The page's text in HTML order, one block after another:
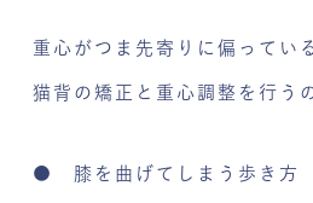
重心がつま先寄りに偏ってい
猫背の矯正と重心調整を行う
● 膝を曲げてしまう歩き方